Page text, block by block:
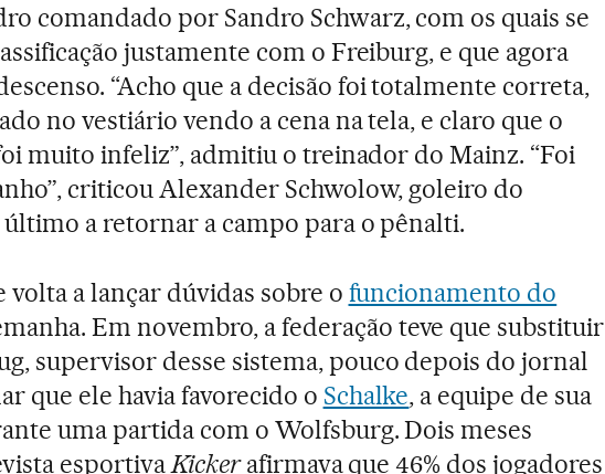
comandado por Sandro Schwarz, com os quais se
justamente com o Freiburg, e que agora
“Acho que a decisão foi totalmente correta,
no vestiário vendo a cena na tela, e claro que o
muito infeliz”, admitiu o treinador do Mainz. “Foi
criticou Alexander Schwolow, goleiro do
a retornar a campo para o pênalti.
volta a lançar dúvidas sobre o funcionamento do
Em novembro, a federação teve que substituir
supervisor desse sistema, pouco depois do jornal
que ele havia favorecido o Schalke, a equipe de sua
uma partida com o Wolfsburg. Dois meses
esportivaKickerafirmava que 46% dos jogadores